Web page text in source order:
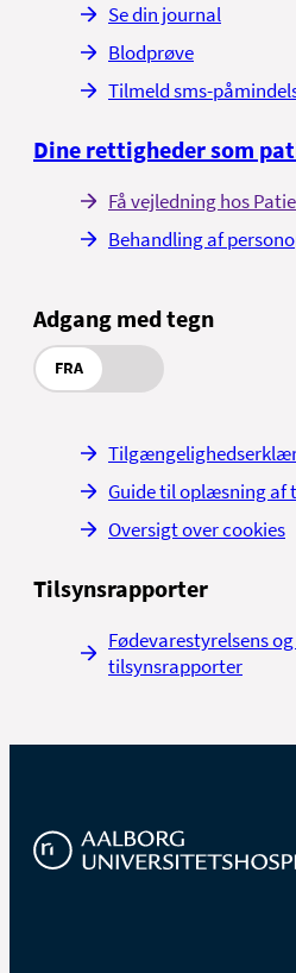
Se din journal
Blodprøve
Tilmeld sms-
Dine rettigheder som
Få vejledning hos
Behandling af
Adgang med tegn
FRA
Guide til oplæsning af
Oversigt over cookies
Tilsynsrapporter
Fødevarestyrelsens
tilsynsrapporter